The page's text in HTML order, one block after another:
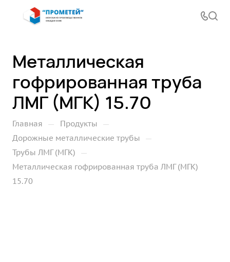
Металлическая
гофрированная труба
ЛМГ (МГК) 15.70
Главная — Продукты —
Дорожные металлические трубы —
Трубы ЛМГ (МГК) —
Металлическая гофрированная труба ЛМГ (МГК)
15.70